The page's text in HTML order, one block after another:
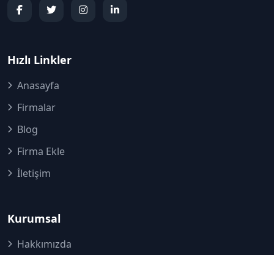
Hızlı Linkler
Anasayfa
Firmalar
Blog
Firma Ekle
İletişim
Kurumsal
Hakkımızda